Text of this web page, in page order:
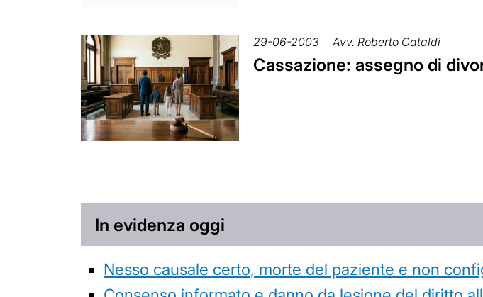
29-06-2003 Avv. Roberto Cataldi
Cassazione: assegno di
In evidenza oggi
Nesso causale certo, morte del paziente e non